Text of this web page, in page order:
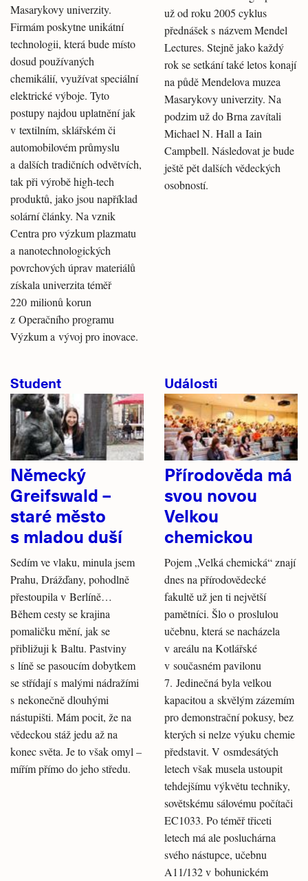
Masarykovy univerzity.
Firmám poskytne unikátní
technologii, která bude místo
dosud používaných
chemikálií, využívat speciální
elektrické výboje. Tyto
postupy najdou uplatnění jak
v textilním, sklářském či
automobilovém průmyslu
a dalších tradičních odvětvích,
tak při výrobě high-tech
produktů, jako jsou například
solární články. Na vznik
Centra pro výzkum plazmatu
a nanotechnologických
povrchových úprav materiálů
získala univerzita téměř
220 milionů korun
z Operačního programu
Výzkum a vývoj pro inovace.
už od roku 2005 cyklus
přednášek s názvem Mendel
Lectures. Stejně jako každý
rok se setkání také letos konají
na půdě Mendelova muzea
Masarykovy univerzity. Na
podzim už do Brna zavítali
Michael N. Hall a Iain
Campbell. Následovat je bude
ještě pět dalších vědeckých
osobností.
Student
Německý
Greifswald –
staré město
s mladou duší
Sedím ve vlaku, minula jsem
Prahu, Drážďany, pohodlně
přestoupila v Berlíně…
Během cesty se krajina
pomaličku mění, jak se
přibližuji k Baltu. Pastviny
s líně se pasoucím dobytkem
se střídají s malými nádražími
s nekonečně dlouhými
nástupišti. Mám pocit, že na
vědeckou stáž jedu až na
konec světa. Je to však omyl –
mířím přímo do jeho středu.
Události
Přírodověda má
svou novou
Velkou
chemickou
Pojem „Velká chemická“ znají
dnes na přírodovědecké
fakultě už jen ti největší
pamětníci. Šlo o proslulou
učebnu, která se nacházela
v areálu na Kotlářské
v současném pavilonu
7. Jedinečná byla velkou
kapacitou a skvělým zázemím
pro demonstrační pokusy, bez
kterých si nelze výuku chemie
představit. V osmdesátých
letech však musela ustoupit
tehdejšímu výkvětu techniky,
sovětskému sálovému počítači
EC1033. Po téměř třiceti
letech má ale posluchárna
svého nástupce, učebnu
A11/132 v bohunickém